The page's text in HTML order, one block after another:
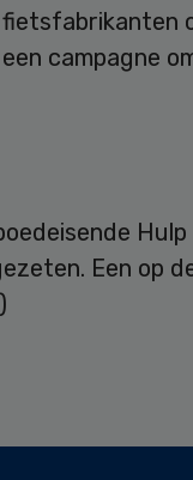
fietsfabrikanten
campagne
Een op